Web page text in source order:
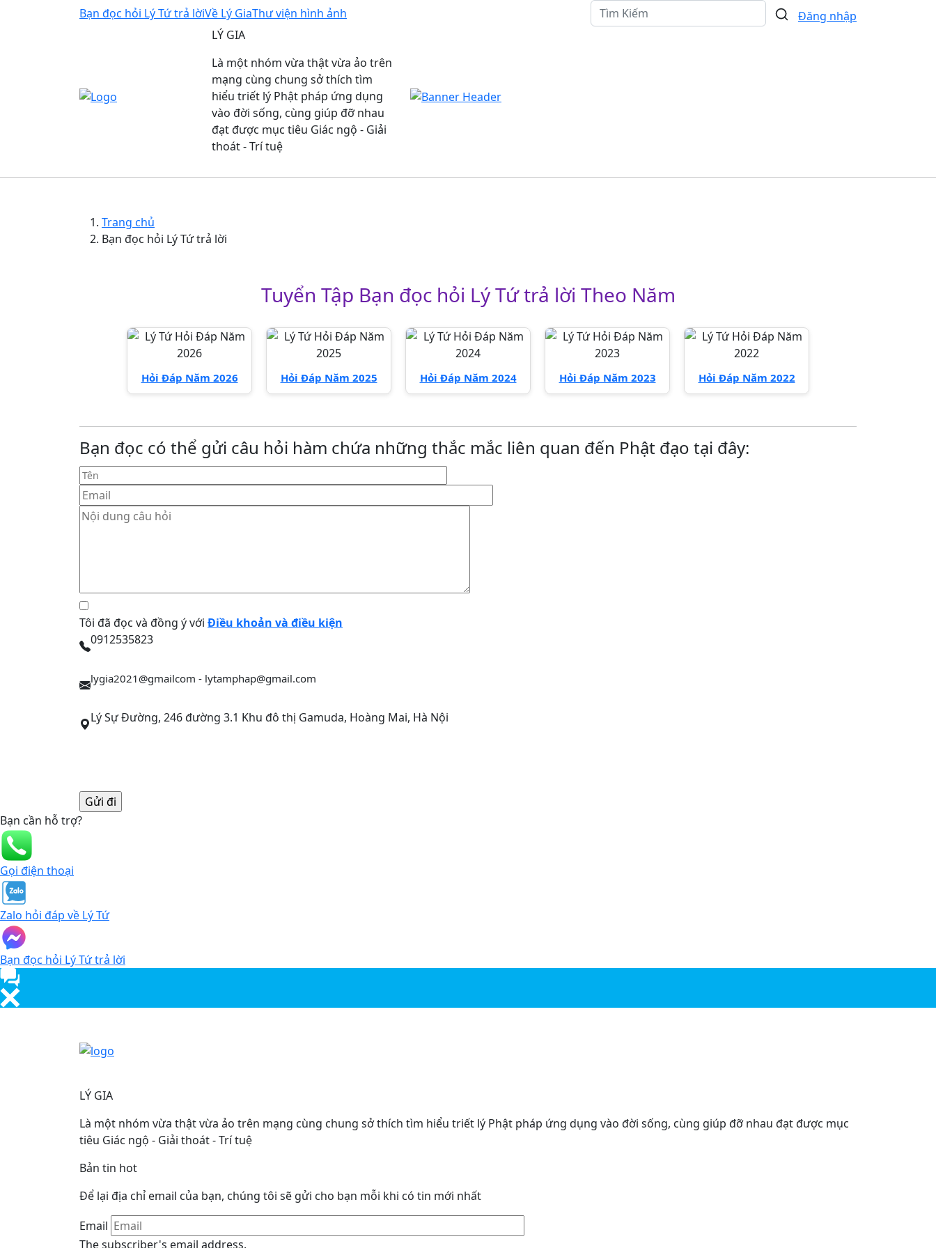
Nhảy đến nội dung
Menu TopBạn đọc hỏi Lý Tứ trả lờiVề Lý GiaThư viện hình ảnh
Đăng nhập
LÝ GIA
Là một nhóm vừa thật vừa ảo trên
mạng cùng chung sở thích tìm
hiểu triết lý Phật pháp ứng dụng
vào đời sống, cùng giúp đỡ nhau
đạt được mục tiêu Giác ngộ - Giải
thoát - Trí tuệ
Breadcrumb
Trang chủ
Bạn đọc hỏi Lý Tứ trả lời
Tuyển Tập Bạn đọc hỏi Lý Tứ trả lời Theo Năm
Hỏi Đáp Năm 2026 Hỏi Đáp Năm 2025 Hỏi Đáp Năm 2024 Hỏi Đáp Năm 2023 Hỏi Đáp Năm 2022
Bạn đọc có thể gửi câu hỏi hàm chứa những thắc mắc liên quan đến Phật đạo tại đây:
Tên
Email
Nội dung câu hỏi
Term
Tôi đã đọc và đồng ý với Điều khoản và điều kiện
0912535823
lygia2021@gmailcom - lytamphap@gmail.com
Lý Sự Đường, 246 đường 3.1 Khu đô thị Gamuda, Hoàng Mai, Hà Nội
Bạn cần hỗ trợ?
Gọi điện thoại
Zalo hỏi đáp về Lý Tứ
Bạn đọc hỏi Lý Tứ trả lời
LÝ GIA
Là một nhóm vừa thật vừa ảo trên mạng cùng chung sở thích tìm hiểu triết lý Phật pháp ứng dụng vào đời sống, cùng giúp đỡ nhau đạt được mục
tiêu Giác ngộ - Giải thoát - Trí tuệ
Bản tin hot
Để lại địa chỉ email của bạn, chúng tôi sẽ gửi cho bạn mỗi khi có tin mới nhất
Email
The subscriber's email address.